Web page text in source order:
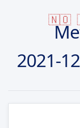
🇳🇴
2021-